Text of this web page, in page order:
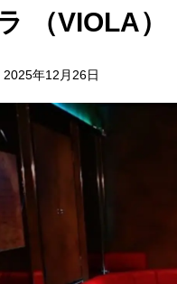
（VIOLA）
2025年12月26日